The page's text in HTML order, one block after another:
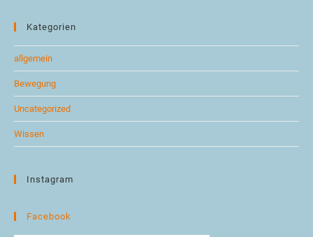
Kategorien
allgemein
Bewegung
Uncategorized
Wissen
Instagram
Facebook